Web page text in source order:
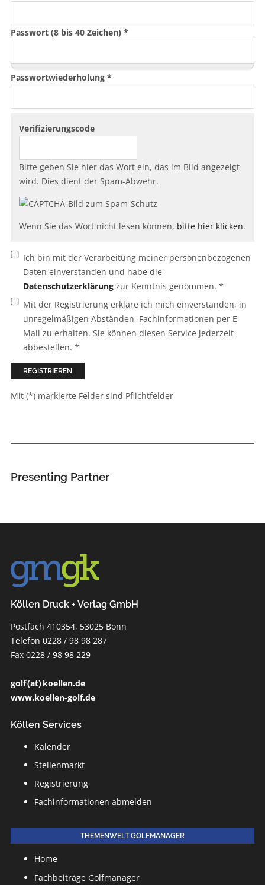
Passwort (8 bis 40 Zeichen) *
Passwortwiederholung *
Verifizierungscode
Bitte geben Sie hier das Wort ein, das im Bild angezeigt
wird. Dies dient der Spam-Abwehr.
Wenn Sie das Wort nicht lesen können, bitte hier klicken.
Ich bin mit der Verarbeitung meiner personenbezogenen
Daten einverstanden und habe die
Datenschutzerklärung zur Kenntnis genommen. *
Mit der Registrierung erkläre ich mich einverstanden, in
unregelmäßigen Abständen, Fachinformationen per E-
Mail zu erhalten. Sie können diesen Service jederzeit
abbestellen. *
Mit (*) markierte Felder sind Pflichtfelder
Presenting Partner
Köllen Druck + Verlag GmbH
Postfach 410354, 53025 Bonn
Telefon 0228 / 98 98 287
Fax 0228 / 98 98 229
golf (at) koellen.de
www.koellen-golf.de
Köllen Services
Kalender
Stellenmarkt
Registrierung
Fachinformationen abmelden
THEMENWELT GOLFMANAGER
Home
Fachbeiträge Golfmanager